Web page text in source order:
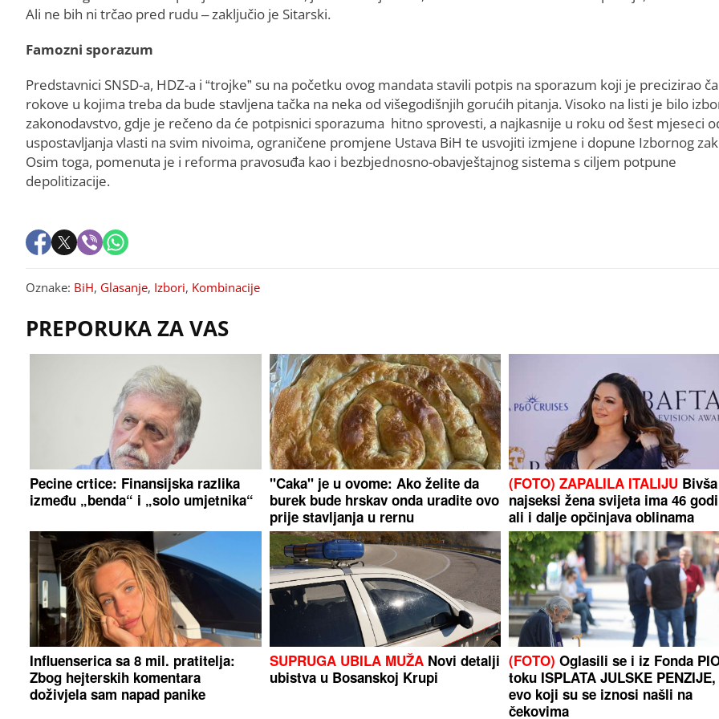
Ali ne bih ni trčao pred rudu – zaključio je Sitarski.
Famozni sporazum
Predstavnici SNSD-a, HDZ-a i “trojke” su na početku ovog mandata stavili potpis na sporazum koji je precizirao
rokove u kojima treba da bude stavljena tačka na neka od višegodišnjih gorućih pitanja. Visoko na listi je bilo
zakonodavstvo, gdje je rečeno da će potpisnici sporazuma hitno sprovesti, a najkasnije u roku od šest mjeseci
uspostavljanja vlasti na svim nivoima, ograničene promjene Ustava BiH te usvojiti izmjene i dopune Izbornog
Osim toga, pomenuta je i reforma pravosuđa kao i bezbjednosno-obavještajnog sistema s ciljem potpune
depolitizacije.
Oznake: BiH, Glasanje, Izbori, Kombinacije
PREPORUKA ZA VAS
Pecine crtice: Finansijska razlika
između „benda“ i „solo umjetnika“
"Caka" je u ovome: Ako želite da
burek bude hrskav onda uradite ovo
prije stavljanja u rernu
(FOTO) ZAPALILA ITALIJU Bivša
najseksi žena svijeta ima 46
ali i dalje opčinjava oblinama
Influenserica sa 8 mil. pratitelja:
Zbog hejterskih komentara
doživjela sam napad panike
SUPRUGA UBILA MUŽANovi detalji
ubistva u Bosanskoj Krupi
(FOTO) Oglasili se i iz Fonda
toku ISPLATA JULSKE PENZIJE,
evo koji su se iznosi našli na
čekovima